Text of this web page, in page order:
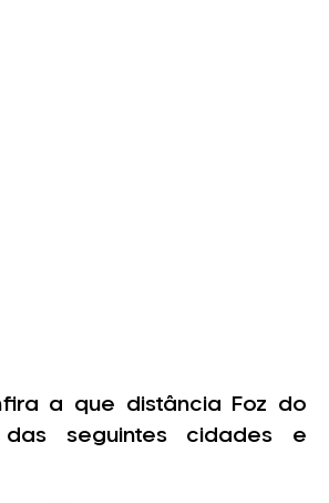
a que distância Foz do
seguintes cidades e